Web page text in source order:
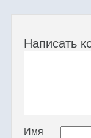
Написать
Имя